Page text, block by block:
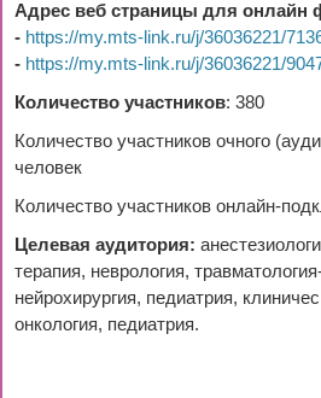
Адрес веб страницы для онлайн
- https://my.mts-link.ru/j/36036221/
- https://my.mts-link.ru/j/36036221/
Количество участников: 380
Количество участников очного
человек
Количество участников онлайн-
Целевая аудитория:
терапия, неврология,
нейрохирургия, педиатрия,
онкология, педиатрия.